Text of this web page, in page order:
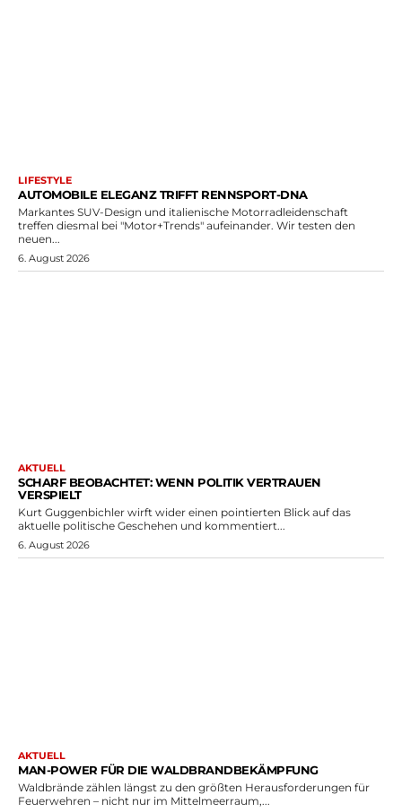
LIFESTYLE
AUTOMOBILE ELEGANZ TRIFFT RENNSPORT-DNA
Markantes SUV-Design und italienische Motorradleidenschaft
treffen diesmal bei "Motor+Trends" aufeinander. Wir testen den
neuen...
6. August 2026
AKTUELL
SCHARF BEOBACHTET: WENN POLITIK VERTRAUEN
VERSPIELT
Kurt Guggenbichler wirft wider einen pointierten Blick auf das
aktuelle politische Geschehen und kommentiert...
6. August 2026
AKTUELL
MAN-POWER FÜR DIE WALDBRANDBEKÄMPFUNG
Waldbrände zählen längst zu den größten Herausforderungen für
Feuerwehren – nicht nur im Mittelmeerraum,...